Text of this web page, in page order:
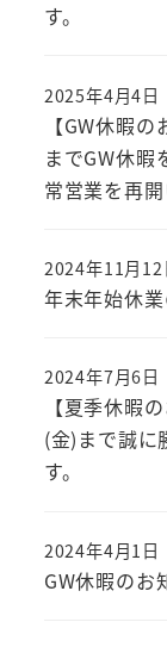
す。
【GW休暇
までGW休
常営業を再開
2025年4月4日
年末年始休
2024年11月12
【夏季休暇
(金)まで誠に
す。
2024年7月6日
GW休暇のお
2024年4月1日